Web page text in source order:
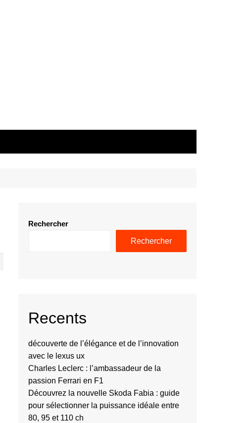
Rechercher
Rechercher
Recents
découverte de l’élégance et de l’innovation
avec le lexus ux
Charles Leclerc : l’ambassadeur de la
passion Ferrari en F1
Découvrez la nouvelle Skoda Fabia : guide
pour sélectionner la puissance idéale entre
80, 95 et 110 ch